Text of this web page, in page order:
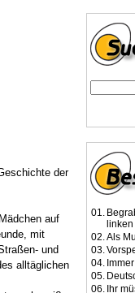
der
auf
mit
und
alltäglichen
01.
02.Als
03.
04.
05.
06. Ihr